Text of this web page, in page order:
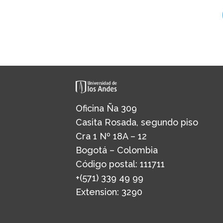
Oficina Ña 309
Casita Rosada, segundo piso
Cra 1 Nº 18A – 12
Bogotá – Colombia
Código postal: 111711
+(571) 339 49 99
Extension: 3290